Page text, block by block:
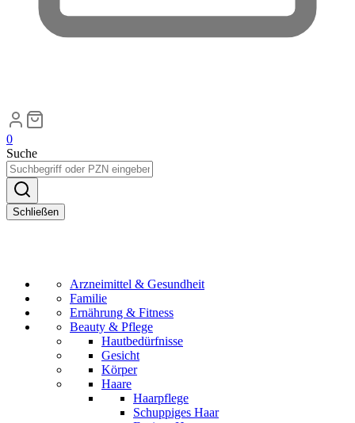
0
Suche
Schließen
Arzneimittel & Gesundheit
Familie
Ernährung & Fitness
Beauty & Pflege
Hautbedürfnisse
Gesicht
Körper
Haare
Haarpflege
Schuppiges Haar